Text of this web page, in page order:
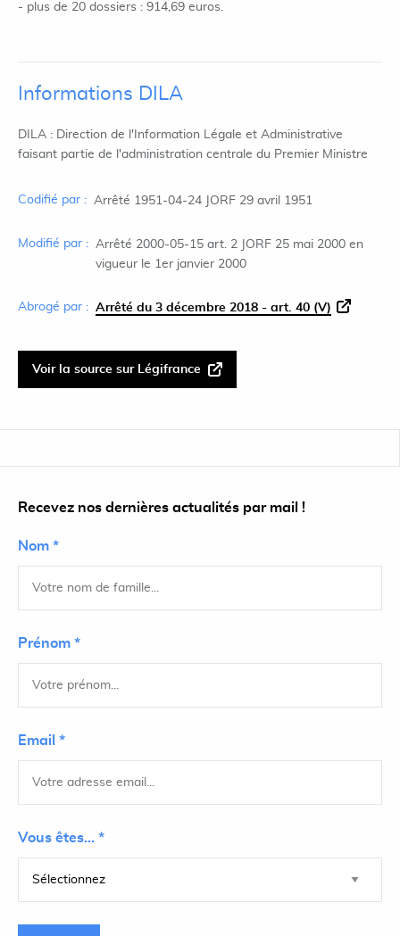
- plus de 20 dossiers : 914,69 euros.
Informations DILA
DILA : Direction de l'Information Légale et Administrative
faisant partie de l'administration centrale du Premier Ministre
Codifié par : Arrêté 1951-04-24 JORF 29 avril 1951
Modifié par : Arrêté 2000-05-15 art. 2 JORF 25 mai 2000 en
vigueur le 1er janvier 2000
Abrogé par : Arrêté du 3 décembre 2018 - art. 40 (V)
Voir la source sur Légifrance
Recevez nos dernières actualités par mail !
Nom *
Prénom *
Email *
Vous êtes... *